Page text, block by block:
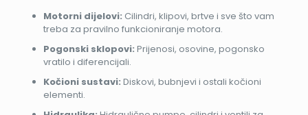
Motorni dijelovi: Cilindri, klipovi, brtve i sve što vam
treba za pravilno funkcioniranje motora.
Pogonski sklopovi: Prijenosi, osovine, pogonsko
vratilo i diferencijali.
Kočioni sustavi: Diskovi, bubnjevi i ostali kočioni
elementi.